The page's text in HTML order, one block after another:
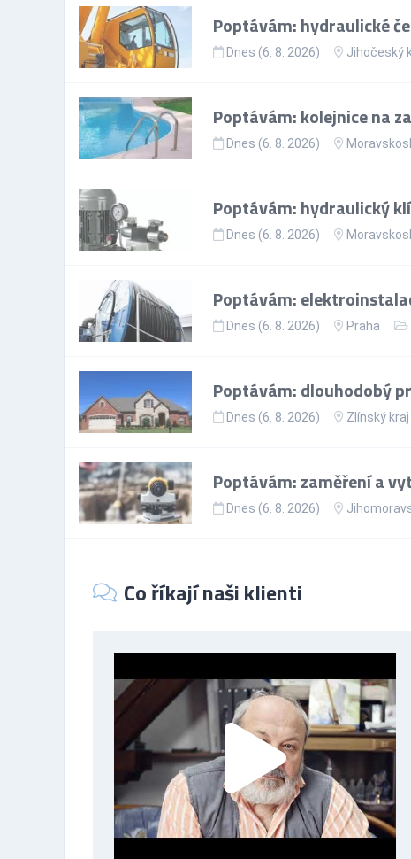
Poptávám: hydraulické
Dnes (6. 8. 2026) Jihočeský
Poptávám: kolejnice na
Dnes (6. 8. 2026)
Poptávám: hydraulický
Dnes (6. 8. 2026)
Poptávám:
Dnes (6. 8. 2026) Praha
Poptávám: dlouhodobý
Dnes (6. 8. 2026) Zlínský kraj
Poptávám: zaměření a
Dnes (6. 8. 2026)
Co říkají naši klienti